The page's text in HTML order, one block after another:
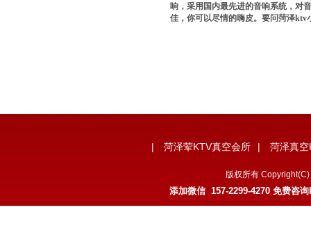
响，采用国内最先进的音响系统，对
佳，你可以尽情的嗨皮。要问菏泽ktv
| 菏泽荤KTV真空会所 | 菏泽真
版权所有
添加微信 157-2299-4270 免费咨